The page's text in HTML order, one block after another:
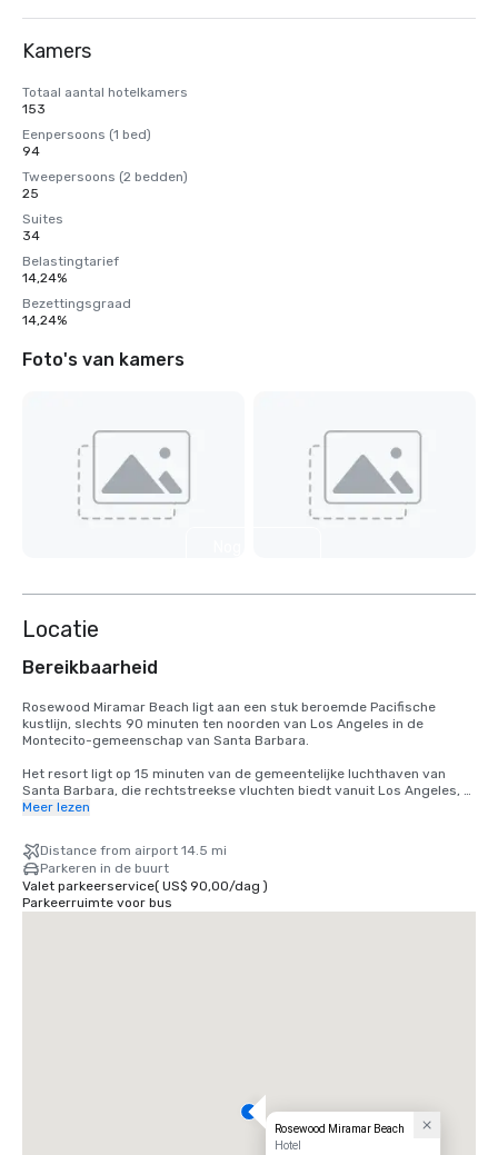
Kamers
Totaal aantal hotelkamers
153
Eenpersoons (1 bed)
94
Tweepersoons (2 bedden)
25
Suites
34
Belastingtarief
14,24%
Bezettingsgraad
14,24%
Foto's van kamers
Locatie
Bereikbaarheid
Rosewood Miramar Beach ligt aan een stuk beroemde Pacifische
kustlijn, slechts 90 minuten ten noorden van Los Angeles in de
Montecito-gemeenschap van Santa Barbara.
Het resort ligt op 15 minuten van de gemeentelijke luchthaven van
Santa Barbara, die rechtstreekse vluchten biedt vanuit Los Angeles,
San Francisco, Dallas, Denver, Phoenix, Portland, Atlanta, Las Vegas,
Meer lezen
Distance from airport 14.5 mi
Parkeren in de buurt
Valet parkeerservice( US$ 90,00/dag )
Parkeerruimte voor bus
Rosewood Miramar Beach
Hotel